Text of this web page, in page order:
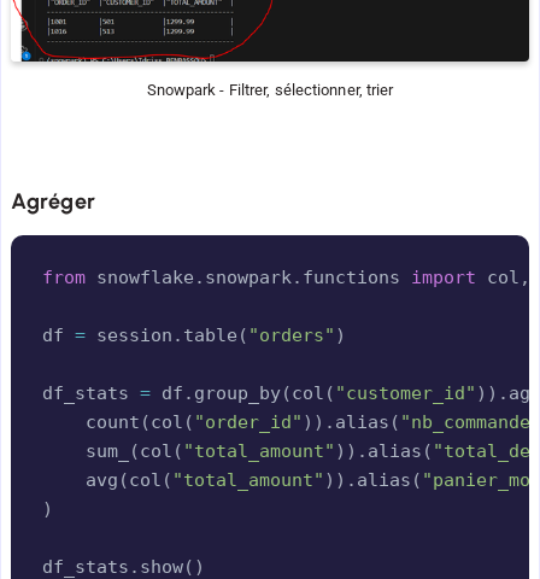
Snowpark - Filtrer, sélectionner, trier
Agréger
from snowflake . snowpark. functions import col ,
df = session . table ( "orders" )
df_stats = df . group_by(col ( "customer_id" ) ) .
    count
(col ( "order_id" ) ) . alias (
    sum_
(col ( "total_amount" ) ) . alias (
    avg
(col ( "total_amount" ) ) . alias (
)
df_stats . show( )